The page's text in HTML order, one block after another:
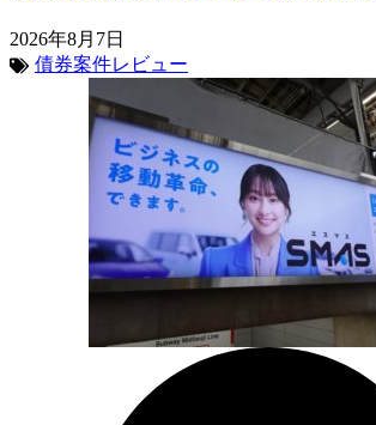
2026年8月7日
債券案件レビュー